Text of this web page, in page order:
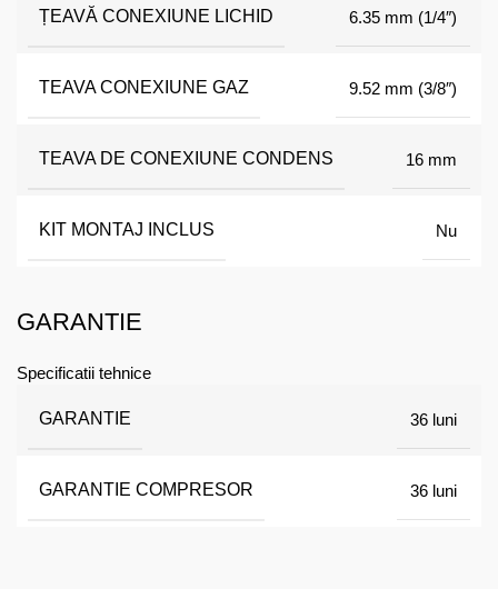
ȚEAVĂ CONEXIUNE LICHID 6.35 mm (1/4″)
TEAVA CONEXIUNE GAZ 9.52 mm (3/8″)
TEAVA DE CONEXIUNE CONDENS 16 mm
KIT MONTAJ INCLUS Nu
GARANTIE
Specificatii tehnice
GARANTIE 36 luni
GARANTIE COMPRESOR 36 luni